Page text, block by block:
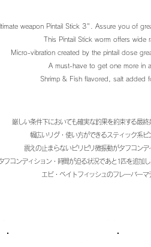
weapon Pintail Stick 3". Assure you of
This Pintail Stick worm offers wide
Micro-vibration created by the pintail dose
A must-have to get one more in a
Shrimp & Fish flavored, salt added
厳しい条件下においても確実な釣果を約束する最終
幅広いリグ・使い方ができるスティック系ピ
震えの止まらないピリピリ微振動がタフコンデ
フコンディション・時間が迫る状況であと1匹を追加
エビ・ベイトフィッシュのフレーバーマ